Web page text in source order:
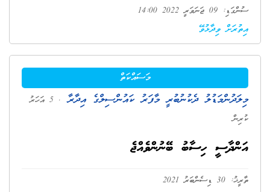
ސުންގަޑި: 09 ޖަނަވަރީ 2022 14:00
އިތުރަށް ވިދާޅުވޭ
މަސައްކަތް
މިލަދުންމަޑުލު ދެކުނުބުރީ މާފަރު ކައުންސިލްގެ އިދާރާ
. 5 އަހަރު
ކުރިން
އަންދާސީ ހިސާބު ބޭނުންވެއްޖެ
ތާރީޚު: 30 ޑިސެންބަރު 2021